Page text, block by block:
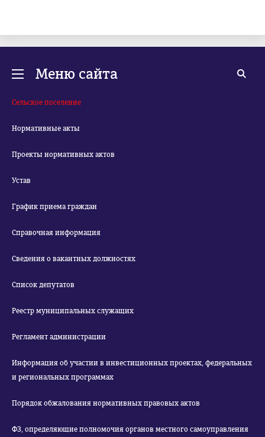
Меню сайта
Сельское поселение
Нормативные акты
Проекты нормативных актов
Устав
График приема граждан
Справочная информация
Сведения о вакантных должностях
Список депутатов
Реестр муниципальных служащих
Регламент администрации
Информация об участии в инвестиционных проектах, федеральных
и региональных программах
Порядок обжалования нормативных правовых актов
ФЗ, определяющие полномочия органов местного самоуправления